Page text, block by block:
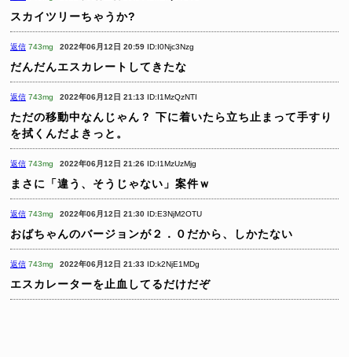
スカイツリーちゃうか?
返信 743mg 2022年06月12日 20:59 ID:I0Njc3Nzg
だんだんエスカレートしてきたな
返信 743mg 2022年06月12日 21:13 ID:I1MzQzNTI
ただの移動中なんじゃん？ 下に着いたら立ち止まって手すり
を拭くんだよきっと。
返信 743mg 2022年06月12日 21:26 ID:I1MzUzMjg
まさに「違う、そうじゃない」案件ｗ
返信 743mg 2022年06月12日 21:30 ID:E3NjM2OTU
おばちゃんのバージョンが２．０だから、しかたない
返信 743mg 2022年06月12日 21:33 ID:k2NjE1MDg
エスカレーターを止血してるだけだぞ